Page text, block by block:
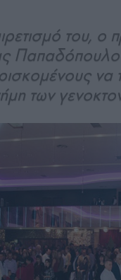
του,
να
των